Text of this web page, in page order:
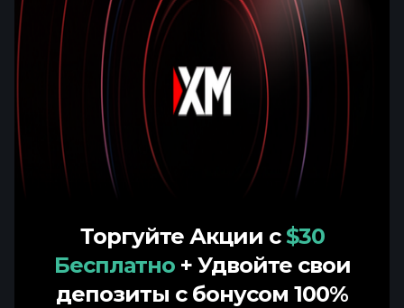
Торгуйте Акции с $30
Бесплатно + Удвойте свои
депозиты с бонусом 100%